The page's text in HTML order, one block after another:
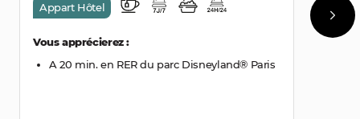
Appart Hôtel
Vous apprécierez :
A 20 min. en RER du parc Disneyland® Paris